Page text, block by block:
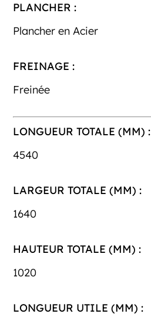
PLANCHER :
Plancher en Acier
FREINAGE :
Freinée
LONGUEUR TOTALE (MM) :
4540
LARGEUR TOTALE (MM) :
1640
HAUTEUR TOTALE (MM) :
1020
LONGUEUR UTILE (MM) :